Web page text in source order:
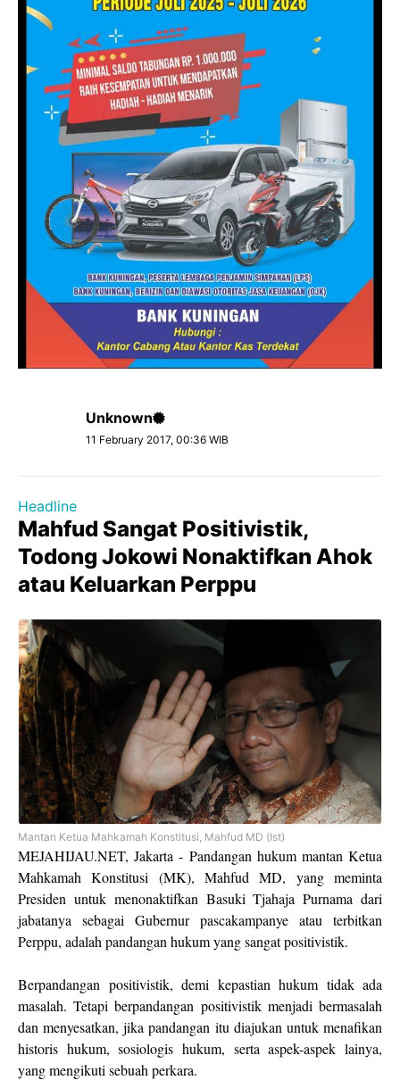
Unknown
11 February 2017, 00:36 WIB
Headline
Mahfud Sangat Positivistik,
Todong Jokowi Nonaktifkan Ahok
atau Keluarkan Perppu
Mantan Ketua Mahkamah Konstitusi, Mahfud MD (Ist)
MEJAHIJAU.NET, Jakarta - Pandangan hukum mantan Ketua
Mahkamah Konstitusi (MK), Mahfud MD, yang meminta
Presiden untuk menonaktifkan Basuki Tjahaja Purnama dari
jabatanya sebagai Gubernur pascakampanye atau terbitkan
Perppu, adalah pandangan hukum yang sangat positivistik.
Berpandangan positivistik, demi kepastian hukum tidak ada
masalah. Tetapi berpandangan positivistik menjadi bermasalah
dan menyesatkan, jika pandangan itu diajukan untuk menafikan
historis hukum, sosiologis hukum, serta aspek-aspek lainya,
yang mengikuti sebuah perkara.